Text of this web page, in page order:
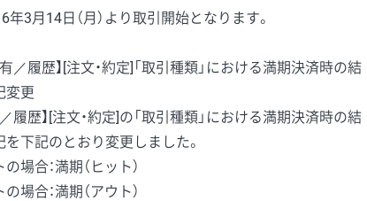
3月14日（月）より取引開始となります。
／履歴】[注文・約定]「取引種類」における満期決済時の結
変更
／履歴】[注文・約定]の「取引種類」における満期決済時の結
を下記のとおり変更しました。
場合：満期（ヒット）
場合：満期（アウト）